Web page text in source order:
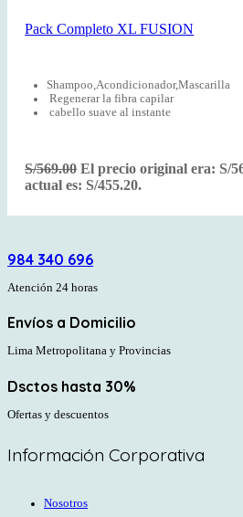
Pack Completo XL FUSION
Shampoo,Acondicionador,Mascarilla
Regenerar la fibra capilar
cabello suave al instante
S/569.00 El precio original era: S/
actual es: S/455.20.
984 340 696
Atención 24 horas
Envíos a Domicilio
Lima Metropolitana y Provincias
Dsctos hasta 30%
Ofertas y descuentos
Información Corporativa
Nosotros